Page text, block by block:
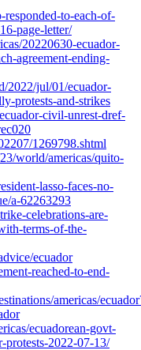
responded-to-each-of-
page-letter/
20220630-ecuador-
agreement-ending-
2022/jul/01/ecuador-
protests-and-strikes
civil-unrest-dref-
1269798.shtml
world/americas/quito-
lasso-faces-no-
a-62263293
celebrations-are-
terms-of-the-
ecuador
reached-to-end-
americas/
ecuadorean-govt-
protests-2022-07-13/